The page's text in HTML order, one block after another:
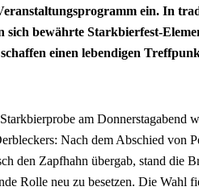
ein. In
sich bewährte Starkbierfest-
einen lebendigen
am Donnerstagabend
Nach dem Abschied von
den Zapfhahn übergab, stand die
Rolle neu zu besetzen. Die Wahl